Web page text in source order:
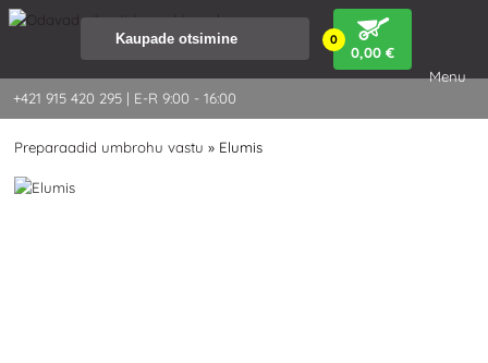
+421 915 420 295 | E-R 9:00 - 16:00
0
0,00 €
Menu
Preparaadid umbrohu vastu » Elumis